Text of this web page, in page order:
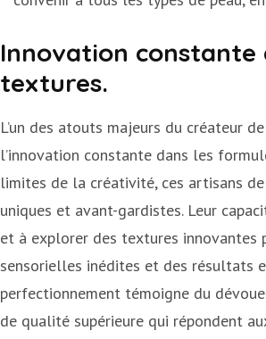
Innovation constante
textures.
L’un des atouts majeurs du créateur
l’innovation constante dans les
limites de la créativité, ces artisans
uniques et avant-gardistes. Leur
et à explorer des textures innovantes
sensorielles inédites et des résultats
perfectionnement témoigne du
de qualité supérieure qui répondent